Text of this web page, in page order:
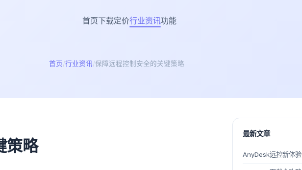
首页下载定价行业资讯功能
首页 行业资讯 保障远程控制安全的关键策略
策略
最新文章
AnyDesk远控新体验